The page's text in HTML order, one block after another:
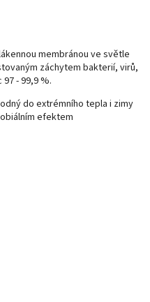
membránou ve světle
záchytem bakterií, virů,
- 99,9 %.
do extrémního tepla i zimy
efektem